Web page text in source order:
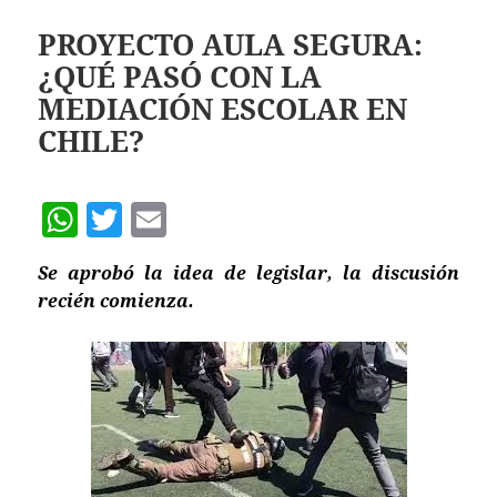
p
p
PROYECTO AULA SEGURA:
¿QUÉ PASÓ CON LA
MEDIACIÓN ESCOLAR EN
CHILE?
W
at
A
p
p
T
w
itt
m
ai
Se aprobó la idea de legislar, la discusión
recién comienza.